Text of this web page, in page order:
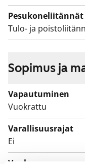
Pesukoneliitännät
Tulo- ja
Sopimus ja
Vapautuminen
Vuokrattu
Varallisuusrajat
Ei